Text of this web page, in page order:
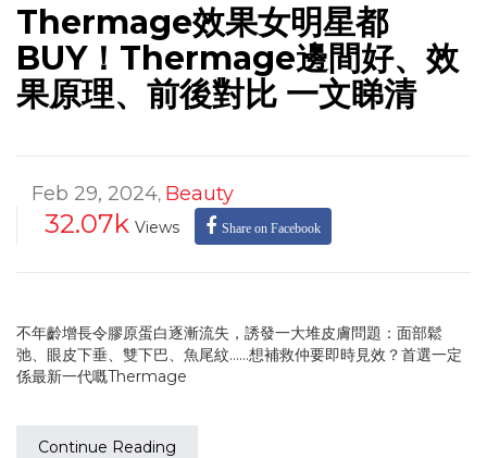
Thermage效果女明星都
BUY！Thermage邊間好、效
果原理、前後對比 一文睇清
Feb 29, 2024, Beauty
32.07k Views Share on Facebook
不年齡增長令膠原蛋白逐漸流失，誘發一大堆皮膚問題：面部鬆
弛、眼皮下垂、雙下巴、魚尾紋……想補救仲要即時見效？首選一定
係最新一代嘅Thermage
Continue Reading